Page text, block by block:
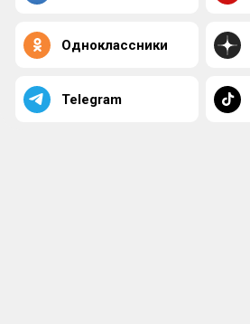
Одноклассники
Telegram